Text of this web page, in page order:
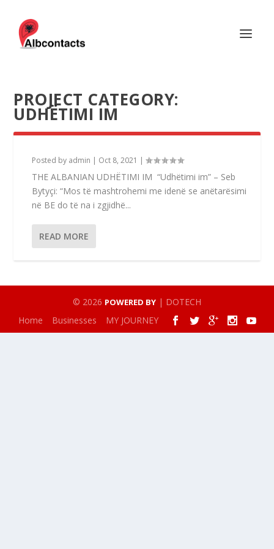
PROJECT CATEGORY:
UDHËTIMI IM
Posted by admin | Oct 8, 2021 |
THE ALBANIAN UDHËTIMI IM “Udhëtimi im” – Seb
Bytyçi: “Mos të mashtrohemi me idenë se anëtarësimi
në BE do të na i zgjidhë...
READ MORE
© 2026 POWERED BY | DOTECH
Home
Businesses MY JOURNEY